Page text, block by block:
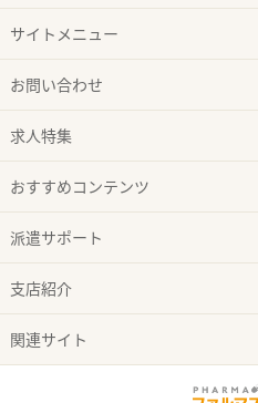
サイトメニュー
お問い合わせ
求人特集
おすすめコンテンツ
派遣サポート
支店紹介
関連サイト